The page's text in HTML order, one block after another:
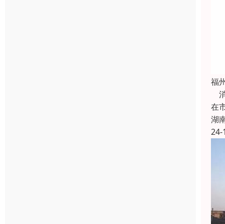
福
在
湖
24-